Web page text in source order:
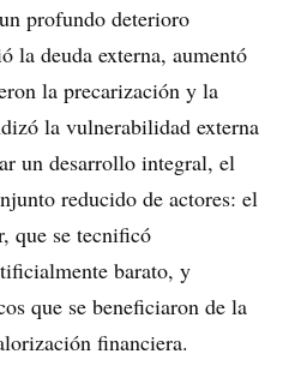
profundo deterioro
la deuda externa, aumentó
la precarización y la
la vulnerabilidad externa
un desarrollo integral, el
reducido de actores: el
que se tecnificó
barato, y
que se beneficiaron de la
financiera.